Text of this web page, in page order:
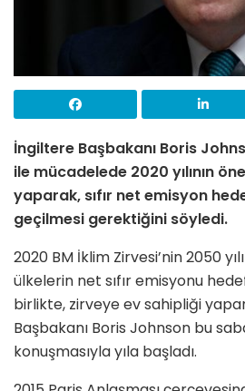
İngiltere Başbakanı Boris
ile mücadelede 2020 yılının
yaparak, sıfır net emisyon
geçilmesi gerektiğini söyledi.
2020 BM İklim Zirvesi’nin 2050
ülkelerin net sıfır emisyonu
birlikte, zirveye ev sahipliği
Başbakanı Boris Johnson bu
konuşmasıyla yıla başladı.